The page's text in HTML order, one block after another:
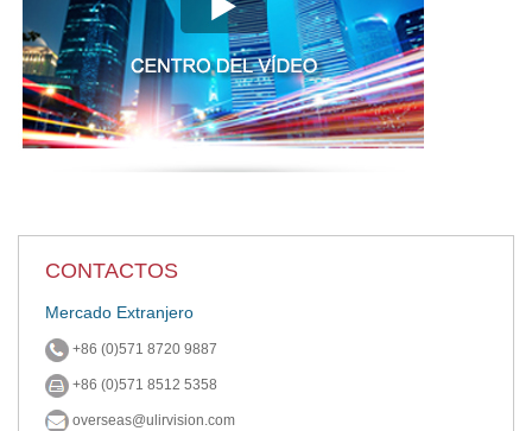
CONTACTOS
Mercado Extranjero
+86 (0)571 8720 9887
+86 (0)571 8512 5358
overseas@ulirvision.com